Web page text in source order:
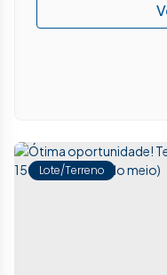
Lote/Terreno